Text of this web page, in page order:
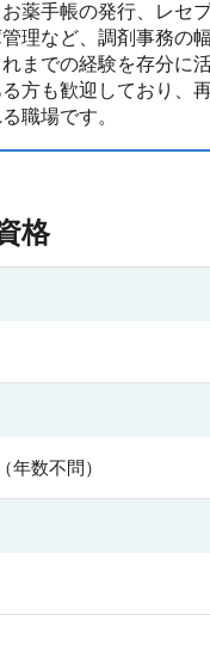
薬手帳の発行、レセ
理など、調剤事務の
までの経験を存分に
方も歓迎しており、
職場です。
格
年数不問）